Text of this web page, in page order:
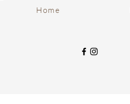
Home